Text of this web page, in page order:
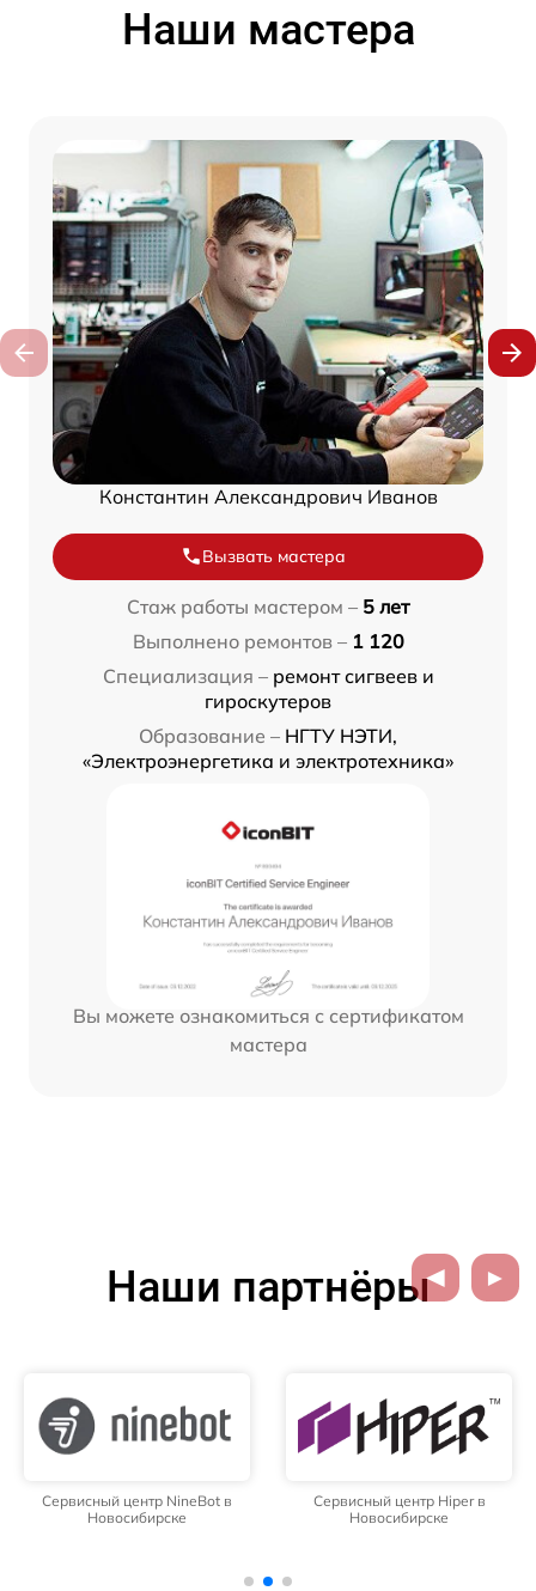
Наши мастера
Константин Александрович Иванов
Вызвать мастера
Стаж работы мастером – 5 лет
Выполнено ремонтов – 1 120
Специализация – ремонт сигвеев и
гироскутеров
Образование – НГТУ НЭТИ,
«Электроэнергетика и электротехника»
Вы можете ознакомиться с сертификатом
мастера
Наши партнёры
Сервисный центр NineBot в
Новосибирске
Сервисный центр Hiper в
Новосибирске